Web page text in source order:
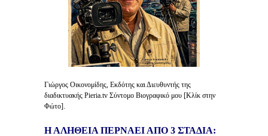
Γιώργος Οικονομίδης, Εκδότης και Διευθυντής της
διαδικτυακής Pieria.tv Σύντομο Βιογραφικό μου [Κλίκ στην
Φώτο].
Η ΑΛΗΘΕΙΑ ΠΕΡΝΑΕΙ ΑΠΟ 3 ΣΤΑΔΙΑ: